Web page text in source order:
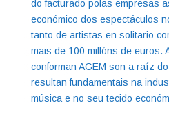
do facturado polas empresas
económico dos espectáculos
tanto de artistas en solitario
mais de 100 millóns de euros.
conforman AGEM son a raíz
resultan fundamentais na
música e no seu tecido